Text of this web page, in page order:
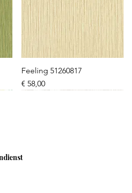
Snel overzicht
Feeling 51260817
Prijs
€ 58,00